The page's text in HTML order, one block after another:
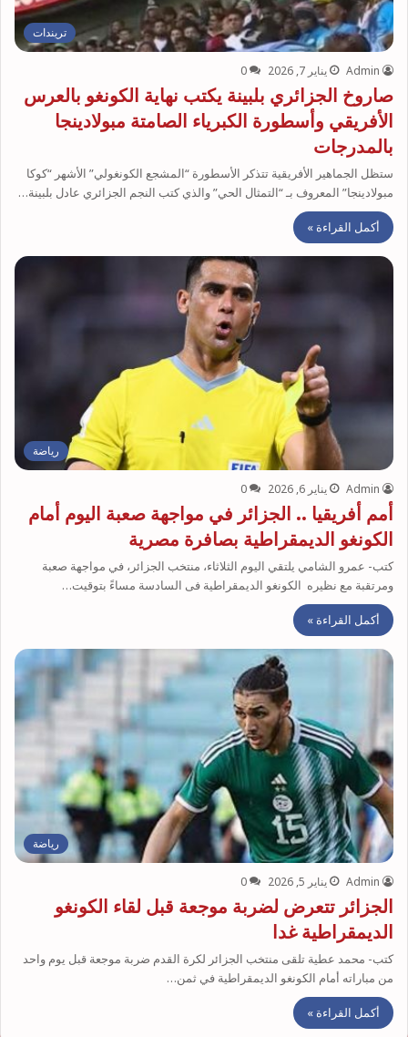
تريندات
Admin يناير 7, 2026 0
صاروخ الجزائري بلبينة يكتب نهاية الكونغو بالعرس
الأفريقي وأسطورة الكبرياء الصامتة مبولادينجا
بالمدرجات
ستظل الجماهير الأفريقية تتذكر الأسطورة “المشجع الكونغولي” الأشهر “كوكا
مبولادينجا” المعروف بـ “التمثال الحي” والذي كتب النجم الجزائري عادل بلبينة…
أكمل القراءة »
رياضة
Admin يناير 6, 2026 0
أمم أفريقيا .. الجزائر في مواجهة صعبة اليوم أمام
الكونغو الديمقراطية بصافرة مصرية
كتب- عمرو الشامي يلتقي اليوم الثلاثاء، منتخب الجزائر، في مواجهة صعبة
ومرتقبة مع نظيره الكونغو الديمقراطية فى السادسة مساءً بتوقيت…
أكمل القراءة »
رياضة
Admin يناير 5, 2026 0
الجزائر تتعرض لضربة موجعة قبل لقاء الكونغو
الديمقراطية غدا
كتب- محمد عطية تلقى منتخب الجزائر لكرة القدم ضربة موجعة قبل يوم واحد
من مباراته أمام الكونغو الديمقراطية في ثمن…
أكمل القراءة »